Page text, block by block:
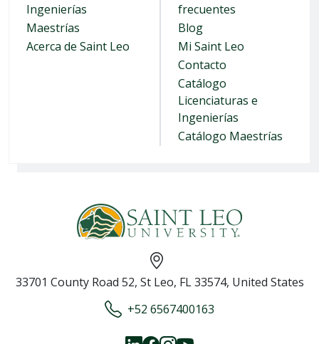
Ingenierías
Maestrías
Acerca de Saint Leo
frecuentes
Blog
Mi Saint Leo
Contacto
Catálogo
Licenciaturas e
Ingenierías
Catálogo Maestrías
33701 County Road 52, St Leo, FL 33574, United States
+52 6567400163